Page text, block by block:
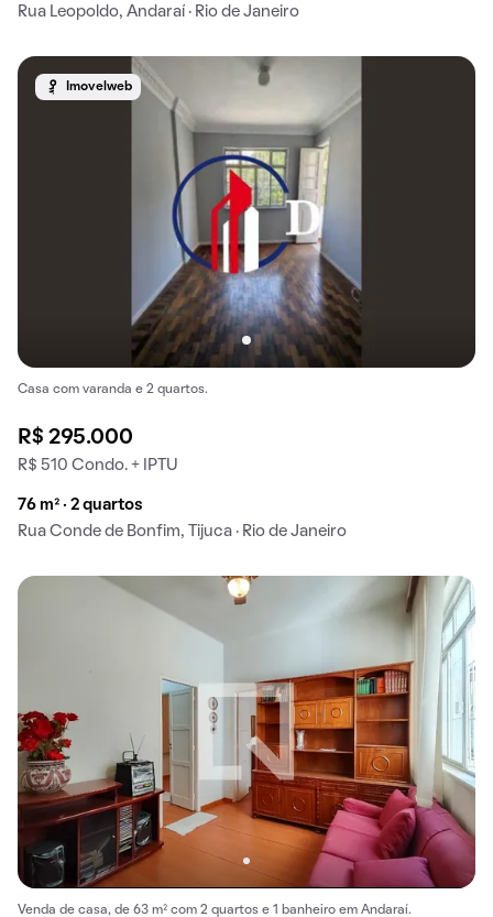
Rua Leopoldo, Andaraí · Rio de Janeiro
Imovelweb
Casa com varanda e 2 quartos.
R$ 295.000
R$ 510 Condo. + IPTU
76 m² · 2 quartos
Rua Conde de Bonfim, Tijuca · Rio de Janeiro
Venda de casa, de 63 m² com 2 quartos e 1 banheiro em Andaraí.